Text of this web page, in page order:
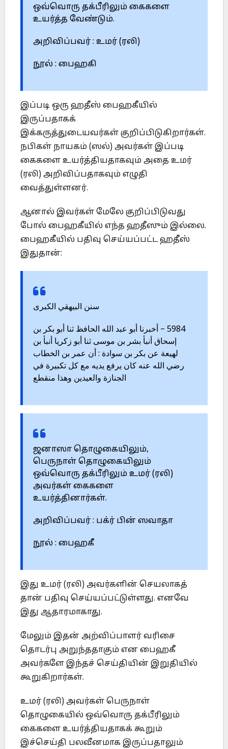
ஒவ்வொரு தக்பீரிலும் கைகளை
உயர்த்த வேண்டும்.
அறிவிப்பவர் : உமர் (ரலி)
நூல் : பைஹகி
இப்படி ஒரு ஹதீஸ் பைஹகீயில்
இருப்பதாகக்
இக்கருத்துடையவர்கள் குறிப்பிடுகிறார்கள்.
நபிகள் நாயகம் (ஸல்) அவர்கள் இப்படி
கைகளை உயர்த்தியதாகவும் அதை உமர்
(ரலி) அறிவிப்பதாகவும் எழுதி
வைத்துள்ளனர்.
ஆனால் இவர்கள் மேலே குறிப்பிடுவது
போல் பைஹகீயில் எந்த ஹதீஸும் இல்லை.
பைஹகீயில் பதிவு செய்யப்பட்ட ஹதீஸ்
இதுதான்:
سنن البيهقي الكبرى
5984 – أخبرنا أبو عبد الله الحافظ ثنا أبو بكر بن
إسحاق أنبأ بشر بن موسى ثنا أبو زكريا أنبأ بن
لهيعة عن بكر بن سوادة : أن عمر بن الخطاب
رضي الله عنه كان يرفع يديه مع كل تكبيرة في
الجنازة والعيدين وهذا منقطع
ஜனாஸா தொழுகையிலும்,
பெருநாள் தொழுகையிலும்
ஒவ்வொரு தக்பீரிலும் உமர் (ரலி)
அவர்கள் கைகளை
உயர்த்தினார்கள்.
அறிவிப்பவர் : பக்ர் பின் ஸவாதா
நூல் : பைஹகீ
இது உமர் (ரலி) அவர்களின் செயலாகத்
தான் பதிவு செய்யப்பட்டுள்ளது. எனவே
இது ஆதாரமாகாது.
மேலும் இதன் அற்விப்பாளர் வரிசை
தொடர்பு அறுந்ததாகும் என பைஹகீ
அவர்களே இந்தச் செய்தியின் இறுதியில்
கூறுகிறார்கள்.
உமர் (ரலி) அவர்கள் பெருநாள்
தொழுகையில் ஒவ்வொரு தக்பீரிலும்
கைகளை உயர்த்தியதாகக் கூறும்
இச்செய்தி பலவீனமாக இருப்பதாலும்